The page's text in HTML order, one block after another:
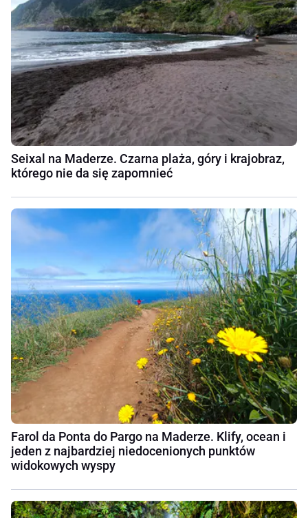
Seixal na Maderze. Czarna plaża, góry i krajobraz,
którego nie da się zapomnieć
Farol da Ponta do Pargo na Maderze. Klify, ocean i
jeden z najbardziej niedocenionych punktów
widokowych wyspy